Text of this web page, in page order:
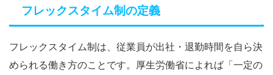
フレックスタイム制の定義
フレックスタイム制は、従業員が出社・退勤時間を自ら決
められる働き方のことです。厚生労働省によれば「一定の